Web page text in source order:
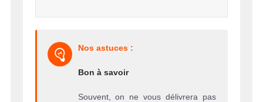
Nos astuces :
Bon à savoir
Souvent, on ne vous délivrera pas